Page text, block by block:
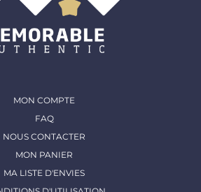
MON COMPTE
FAQ
NOUS CONTACTER
MON PANIER
MA LISTE D'ENVIES